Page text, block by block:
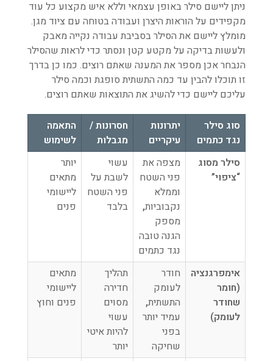
ניתן ליישם סילר באופן עצמאי וללא איש מקצוע כל עוד
מקפידים על הוראות היצרן ועבודה בטוחה עם ציוד מגן.
מומלץ ליישם את הסילר בסביבת עבודה נקייה מאבק
ולעשות בדיקה על מקטע קטן ונסתר כדי לראות שהסילר
הנבחר אכן מספר את המענה שאתם רוצים. כמו כן בדרך
זו תוכלו להבין עד כמה התשתית סופגת וכמה סילר
עליכם ליישם כדי להשיג את התוצאות שאתם רוצים.
סוג סילר
נגד כתמים
יתרונות
עיקריים
חסרונות /
מגבלות
התאמה
לשימוש
סילר מסוג
“ציפוי”
מצפה את
פני השטח
וממלא
נקבוביות,
מספק
הגנה טובה
נגד כתמים
עשוי
לשבת על
פני השטח
בלבד
יותר
מתאים
ליישומי
פנים
אימפרגנציה
(חומר
שחודר
לעומק)
חודר
לעומק
התשתית,
עמיד יותר
בפני
שחיקה
תהליך
חדירה
מסוים
עשוי
להיות איטי
יותר
מתאים
ליישומי
פנים וחוץ